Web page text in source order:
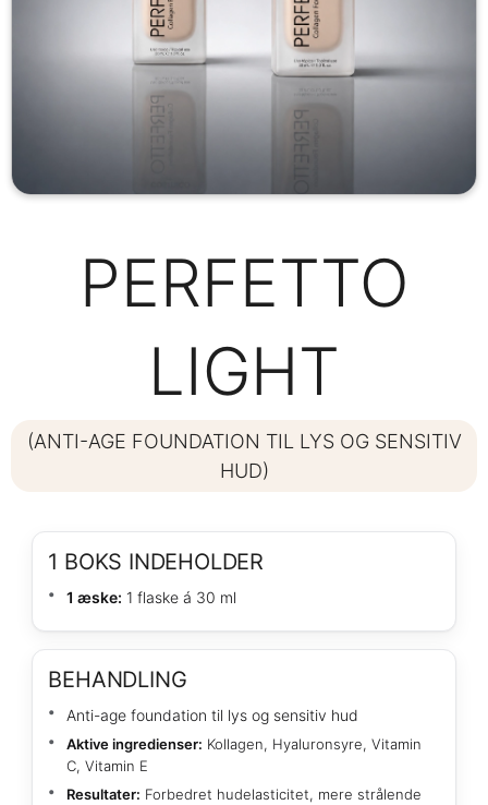
PERFETTO
LIGHT
(ANTI-AGE FOUNDATION TIL LYS OG SENSITIV
HUD)
1 BOKS INDEHOLDER
1 æske: 1 flaske á 30 ml
BEHANDLING
Anti-age foundation til lys og sensitiv hud
Aktive ingredienser: Kollagen, Hyaluronsyre, Vitamin
C, Vitamin E
Resultater: Forbedret hudelasticitet, mere strålende